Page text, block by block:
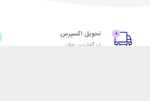
تحویل اکسپرس
در کمترین زمان